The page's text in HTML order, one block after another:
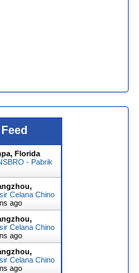
Florida
- Pabrik
Celana Chino
ago
Celana Chino
ago
Celana Chino
ago